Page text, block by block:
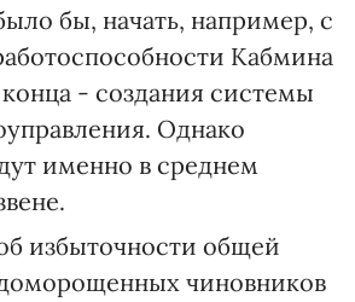
бы, начать, например, с
Кабмина
- создания системы
Однако
именно в среднем
избыточности общей
чиновников